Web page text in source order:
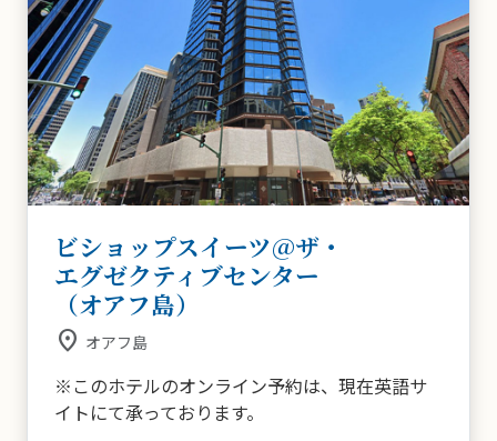
ビショップスイーツ@ザ・
エグゼクティブセンター
（オアフ島）
place オアフ島
※このホテルのオンライン予約は、現在英語サ
イトにて承っております。